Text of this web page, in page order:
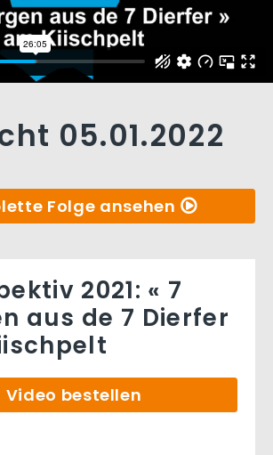
05.01.2022
Folge ansehen
2021: « 7
aus de 7 Dierfer
Video bestellen